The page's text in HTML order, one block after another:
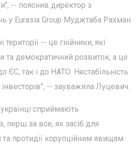
-- пояснив директор з
у Eurasia Group Муджтаба Рахман.
території -- це гнійники, які
демократичний розвиток, а це
ЄС, так і до НАТО. Нестабільність
інвесторів", -- зауважила Луцевич.
сприймають
перш за все, як засіб для
та протидії корупційним явищам.